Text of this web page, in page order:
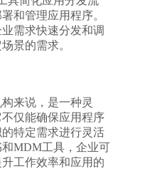
和管理应用程序。
业需求快速分发和调
景的需求。
来说，是一种灵
仅能确保应用程序
特定需求进行灵活
MDM工具，企业可
工作效率和应用的